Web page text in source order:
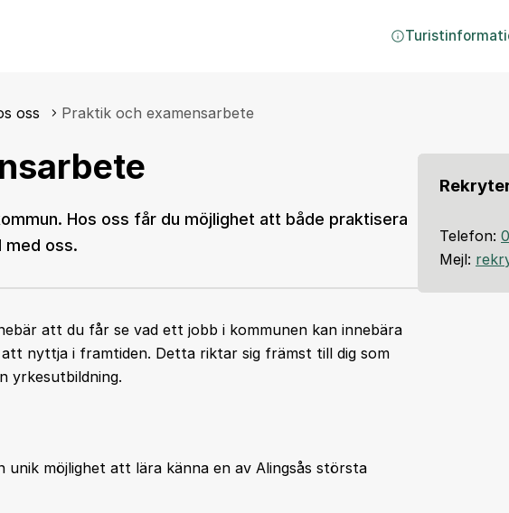
oss Praktik och examensarbete
Hos oss får du möjlighet att både praktisera
med oss.
att du får se vad ett jobb i kommunen kan innebära
nyttja i framtiden. Detta riktar sig främst till dig som
yrkesutbildning.
unik möjlighet att lära känna en av Alingsås största
Telefon:
Mejl: